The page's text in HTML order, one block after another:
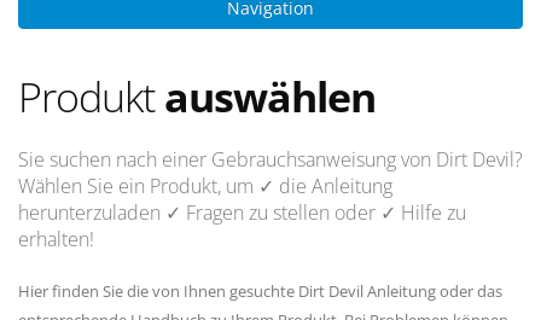
Navigation
Produktauswählen
Sie suchen nach einer Gebrauchsanweisung von Dirt Devil?
Wählen Sie ein Produkt, um ✓ die Anleitung
herunterzuladen ✓ Fragen zu stellen oder ✓ Hilfe zu
erhalten!
Hier finden Sie die von Ihnen gesuchte Dirt Devil Anleitung oder das